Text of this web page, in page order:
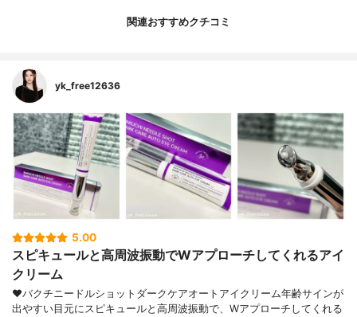
関連おすすめクチコミ
yk_free12636
5.00
スピキュールと高周波振動でWアプローチしてくれるアイ
クリーム
❤︎バクチニードルショットダークケアオートアイクリーム年齢サインが
出やすい目元にスピキュールと高周波振動で、Wアプローチしてくれる